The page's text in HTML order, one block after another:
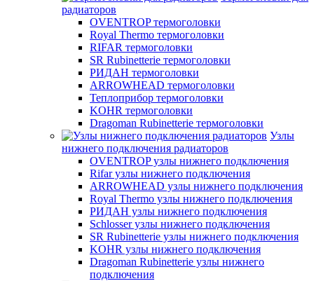
радиаторов
OVENTROP термоголовки
Royal Thermo термоголовки
RIFAR термоголовки
SR Rubinetterie термоголовки
РИДАН термоголовки
ARROWHEAD термоголовки
Теплоприбор термоголовки
KOHR термоголовки
Dragoman Rubinetterie термоголовки
Узлы
нижнего подключения радиаторов
OVENTROP узлы нижнего подключения
Rifar узлы нижнего подключения
ARROWHEAD узлы нижнего подключения
Royal Thermo узлы нижнего подключения
РИДАН узлы нижнего подключения
Schlosser узлы нижнего подключения
SR Rubinetterie узлы нижнего подключения
KOHR узлы нижнего подключения
Dragoman Rubinetterie узлы нижнего
подключения